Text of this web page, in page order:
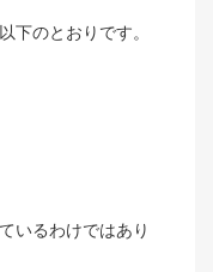
下のとおりです。
いるわけではあり